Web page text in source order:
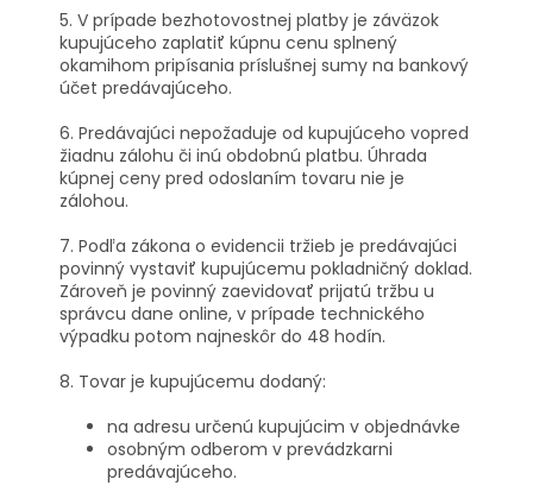
5. V prípade bezhotovostnej platby je záväzok
kupujúceho zaplatiť kúpnu cenu splnený
okamihom pripísania príslušnej sumy na bankový
účet predávajúceho.
6. Predávajúci nepožaduje od kupujúceho vopred
žiadnu zálohu či inú obdobnú platbu. Úhrada
kúpnej ceny pred odoslaním tovaru nie je
zálohou.
7. Podľa zákona o evidencii tržieb je predávajúci
povinný vystaviť kupujúcemu pokladničný doklad.
Zároveň je povinný zaevidovať prijatú tržbu u
správcu dane online, v prípade technického
výpadku potom najneskôr do 48 hodín.
8. Tovar je kupujúcemu dodaný:
na adresu určenú kupujúcim v objednávke
osobným odberom v prevádzkarni
predávajúceho.